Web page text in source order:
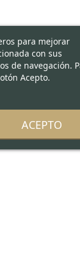
para mejorar
con sus
de navegación.
Acepto.
ACEPTO